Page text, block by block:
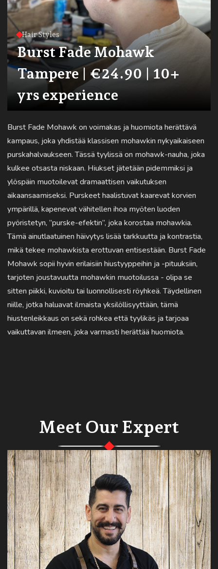
Hair Styles
Burst Fade Mohawk
Tampere | €24.90 | 10+
yrs experience
Burst Fade Mohawk on voimakas ja huomiota herättävä
kampaus, joka yhdistää klassisen mohawkin nykyaikaiseen
purskahalvaukseen. Tässä tyylissä on mohawk-nauha, joka
kulkee otsasta niskaan. Hiukset jätetään pidemmiksi ja
ylöspäin muotoilevat dramaattisen vaikutuksen
aikaansaamiseksi. Purskeet haalistuvat kaarevat korvien
ympärillä, kapenevat vähitellen ihoa myöten luoden
pyöristetyn, ”purske-efektin”, joka korostaa mohawkia.
Tämä ainutlaatuinen häivytys lisää tarkkuutta ja kontrastia,
mikä tekee mohawkista erottuvan entisestään. Burst Fade
Mohawk sopii hyvin erilaisiin hiustyyppeihin ja -pituuksiin,
tarjoten joustavuutta mohawkin muotoilussa - olipa se
sitten piikki, kuvioitu tai luonnollisesti röyhkeä. Täydellinen
niille, jotka haluavat ilmaista yksilöllisyyttään, tämä
hiustenleikkaus on sekä rohkea että tyylikäs ja tarjoaa
vaikuttavan ilmeen, joka varmasti herättää huomiota.
Meet Our Expert